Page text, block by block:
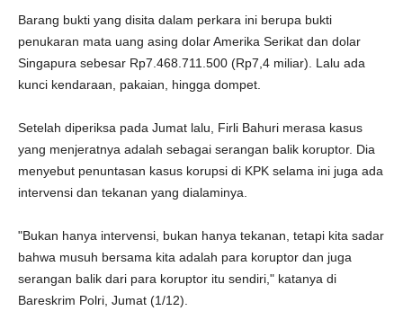
Barang bukti yang disita dalam perkara ini berupa bukti
penukaran mata uang asing dolar Amerika Serikat dan dolar
Singapura sebesar Rp7.468.711.500 (Rp7,4 miliar). Lalu ada
kunci kendaraan, pakaian, hingga dompet.
Setelah diperiksa pada Jumat lalu, Firli Bahuri merasa kasus
yang menjeratnya adalah sebagai serangan balik koruptor. Dia
menyebut penuntasan kasus korupsi di KPK selama ini juga ada
intervensi dan tekanan yang dialaminya.
"Bukan hanya intervensi, bukan hanya tekanan, tetapi kita sadar
bahwa musuh bersama kita adalah para koruptor dan juga
serangan balik dari para koruptor itu sendiri," katanya di
Bareskrim Polri, Jumat (1/12).